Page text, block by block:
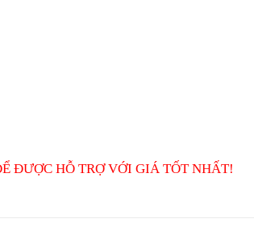
ĐƯỢC HỖ TRỢ VỚI GIÁ TỐT NHẤT!